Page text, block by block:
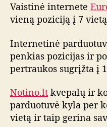
Vaistinė internete
vieną poziciją į 7
Internetinė
penkias pozicijas ir
pertraukos sugrįžta į
Notino.lt kvepalų ir
parduotuvė kyla per
vietą ir taip gerina